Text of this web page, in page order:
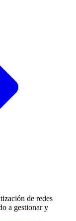
de redes
a gestionar y